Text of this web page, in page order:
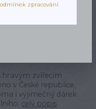
hravým zvířecím
v České republice,
i výjimečný dárek
celý popis
zpracování